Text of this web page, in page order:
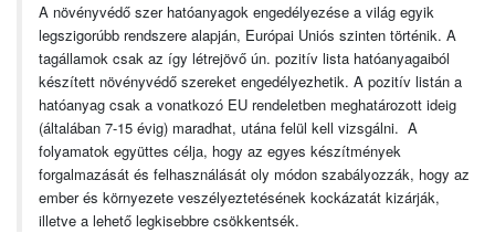
A növényvédő szer hatóanyagok engedélyezése a világ egyik
legszigorúbb rendszere alapján, Európai Uniós szinten történik. A
tagállamok csak az így létrejövő ún. pozitív lista hatóanyagaiból
készített növényvédő szereket engedélyezhetik. A pozitív listán a
hatóanyag csak a vonatkozó EU rendeletben meghatározott ideig
(általában 7-15 évig) maradhat, utána felül kell vizsgálni. A
folyamatok együttes célja, hogy az egyes készítmények
forgalmazását és felhasználását oly módon szabályozzák, hogy az
ember és környezete veszélyeztetésének kockázatát kizárják,
illetve a lehető legkisebbre csökkentsék.